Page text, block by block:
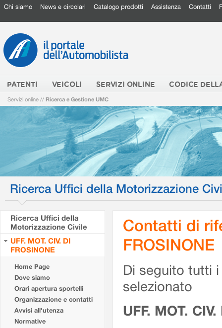
Chi siamo News e circolari Catalogo prodotti Assistenza Contatti
PATENTI VEICOLI SERVIZI ONLINE CODICE
Servizi online // Ricerca e Gestione UMC
Ricerca Uffici della Motorizzazione
Ricerca Uffici della
Motorizzazione Civile
UFF. MOT. CIV. DI
FROSINONE
Home Page
Dove siamo
Orari apertura sportelli
Organizzazione e contatti
Avvisi all'utenza
Normative
Contatti di
FROSINONE
Di seguito tutti
selezionato
UFF. MOT.